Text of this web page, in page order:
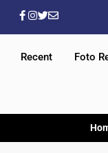
Recent Foto